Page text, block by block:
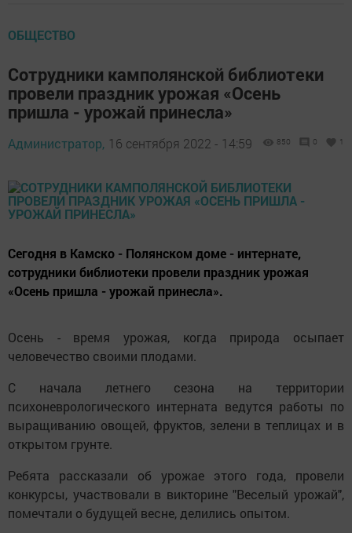
ОБЩЕСТВО
Сотрудники камполянской библиотеки
провели праздник урожая «Осень
пришла - урожай принесла»
Администратор, 16 сентября 2022 - 14:59 850 0 1
Сегодня в Камско - Полянском доме - интернате,
сотрудники библиотеки провели праздник урожая
«Осень пришла - урожай принесла».
Осень - время урожая, когда природа осыпает
человечество своими плодами.
С начала летнего сезона на территории
психоневрологического интерната ведутся работы по
выращиванию овощей, фруктов, зелени в теплицах и в
открытом грунте.
Ребята рассказали об урожае этого года, провели
конкурсы, участвовали в викторине "Веселый урожай",
помечтали о будущей весне, делились опытом.